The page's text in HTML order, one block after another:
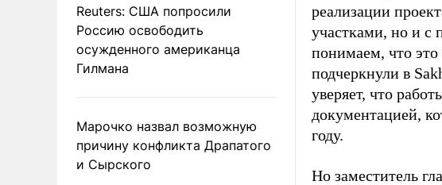
Reuters: США попросили
Россию освободить
осужденного американца
Гилмана
Марочко назвал возможную
причину конфликта Драпатого
и Сырского
реализации
участками, но и с
понимаем, что
подчеркнули в
уверяет, что
документацией,
году.
Но заместитель